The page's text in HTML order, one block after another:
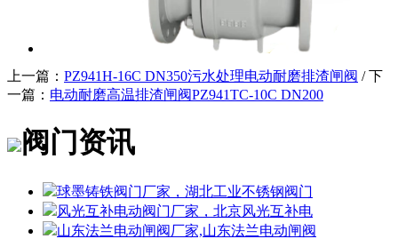
上一篇： PZ941H-16C DN350污水处理电动耐磨排渣闸阀 / 下
一篇： 电动耐磨高温排渣闸阀PZ941TC-10C DN200
阀门资讯
球墨铸铁阀门厂家，湖北工业不锈钢阀门
风光互补电动阀门厂家，北京风光互补电
山东法兰电动闸阀厂家,山东法兰电动闸阀